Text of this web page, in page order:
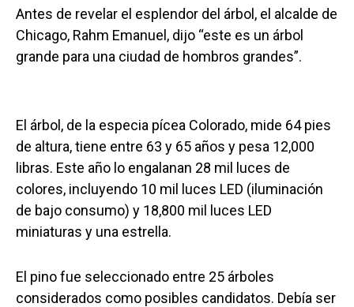
Antes de revelar el esplendor del árbol, el alcalde de
Chicago, Rahm Emanuel, dijo “este es un árbol
grande para una ciudad de hombros grandes”.
El árbol, de la especia pícea Colorado, mide 64 pies
de altura, tiene entre 63 y 65 años y pesa 12,000
libras. Este año lo engalanan 28 mil luces de
colores, incluyendo 10 mil luces LED (iluminación
de bajo consumo) y 18,800 mil luces LED
miniaturas y una estrella.
El pino fue seleccionado entre 25 árboles
considerados como posibles candidatos. Debía ser